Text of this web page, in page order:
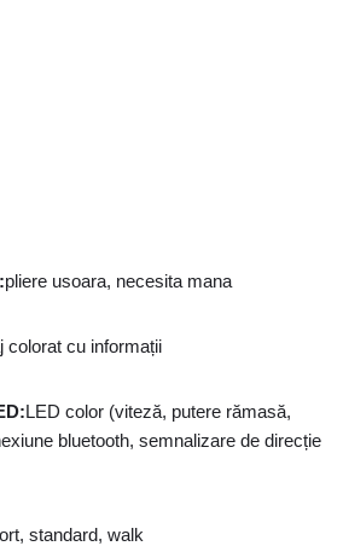
:pliere usoara, necesita mana
colorat cu informații
:LED color (viteză, putere rămasă,
bluetooth, semnalizare de direcție
standard, walk